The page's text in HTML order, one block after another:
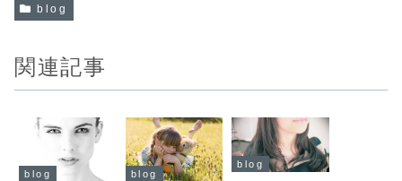
blog
関連記事
blog blog
blog